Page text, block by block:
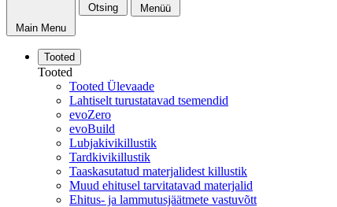
Main Menu
Otsing Menüü
Tooted
Tooted
Tooted Ülevaade
Lahtiselt turustatavad tsemendid
evoZero
evoBuild
Lubjakivikillustik
Tardkivikillustik
Taaskasutatud materjalidest killustik
Muud ehitusel tarvitatavad materjalid
Ehitus- ja lammutusjäätmete vastuvõtt